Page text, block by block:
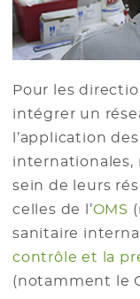
Pour les
intégrer un
l’application
internationales,
sein de leurs
celles de l’OMS
sanitaire
contrôle et la
(notamment le